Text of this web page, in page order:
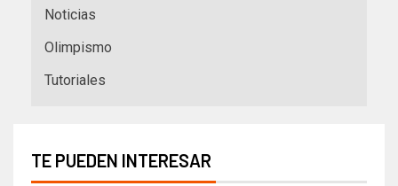
Noticias
Olimpismo
Tutoriales
TE PUEDEN INTERESAR